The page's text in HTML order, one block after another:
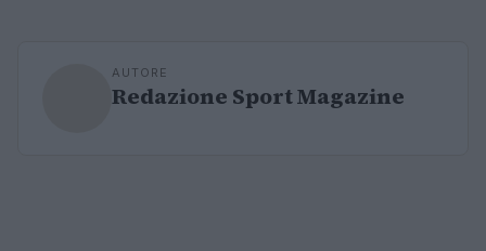
AUTORE
Redazione Sport Magazine